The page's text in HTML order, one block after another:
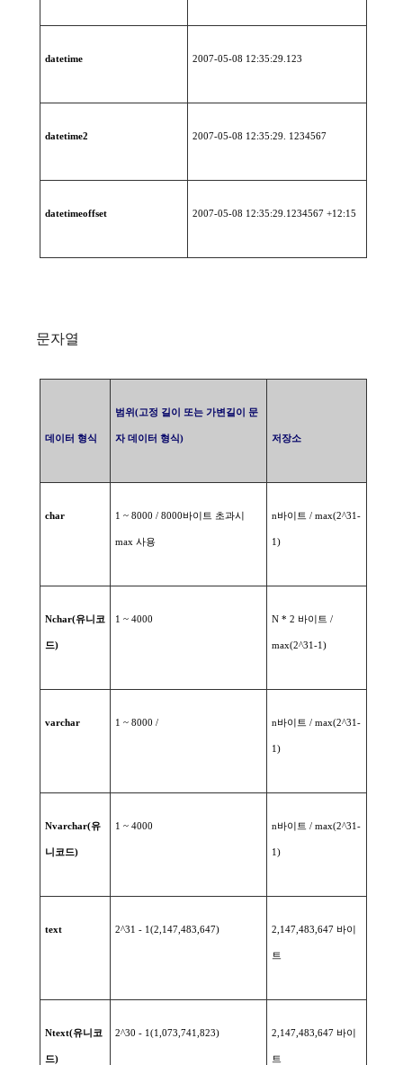
datetime 2007-05-08 12:35:29.123
datetime2 2007-05-08 12:35:29. 1234567
datetimeoffset 2007-05-08 12:35:29.1234567 +12:15
문자열
데이터 형식
범위(고정 길이 또는 가변길이 문
자 데이터 형식) 저장소
char 1 ~ 8000 / 8000바이트 초과시
max 사용
n바이트 / max(2^31-
1)
Nchar(유니코
드)
1 ~ 4000 N * 2 바이트 /
max(2^31-1)
varchar 1 ~ 8000 / n바이트 / max(2^31-
1)
Nvarchar(유
니코드)
1 ~ 4000 n바이트 / max(2^31-
1)
text 2^31 - 1(2,147,483,647) 2,147,483,647 바이
트
Ntext(유니코
드)
2^30 - 1(1,073,741,823) 2,147,483,647 바이
트